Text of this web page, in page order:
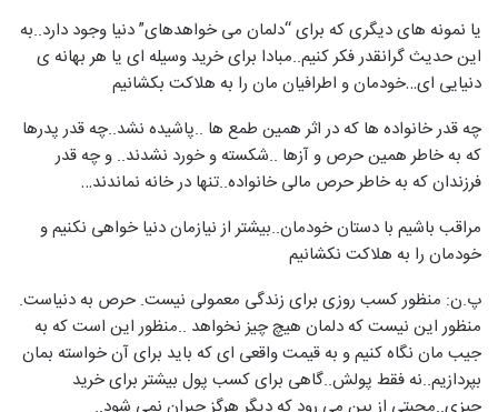
یا نمونه های دیگری که برای “دلمان می خواهدهای” دنیا وجود دارد..به
این حدیث گرانقدر فکر کنیم..مبادا برای خرید وسیله ای یا هر بهانه ی
دنیایی ای…خودمان و اطرافیان مان را به هلاکت بکشانیم
چه قدر خانواده ها که در اثر همین طمع ها ..پاشیده نشد..چه قدر پدرها
که به خاطر همین حرص و آزها ..شکسته و خورد نشدند.. و چه قدر
فرزندان که به خاطر حرص مالی خانواده..تنها در خانه نماندند…
مراقب باشیم با دستان خودمان..بیشتر از نیازمان دنیا خواهی نکنیم و
خودمان را به هلاکت نکشانیم
پ.ن: منظور کسب روزی برای زندگی معمولی نیست. حرص به دنیاست.
منظور این نیست که دلمان هیچ چیز نخواهد ..منظور این است که به
جیب مان نگاه کنیم و به قیمت واقعی ای که باید برای آن خواسته بمان
بپردازیم..نه فقط پولش..گاهی برای کسب پول بیشتر برای خرید